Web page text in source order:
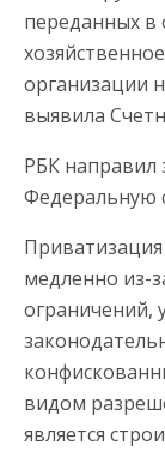
переданных в
организации
выявила
РБК направил
Федеральную
медленно из-
ограничений,
видом
является